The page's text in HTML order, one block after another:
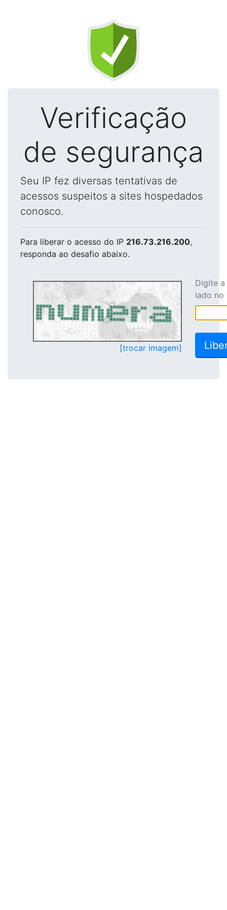
Verificação
de segurança
Seu IP fez diversas tentativas de
acessos suspeitos a sites hospedados
conosco.
Para liberar o acesso do IP 216.73.216.200,
responda ao desafio abaixo.
[trocar imagem]
Digite
lado no